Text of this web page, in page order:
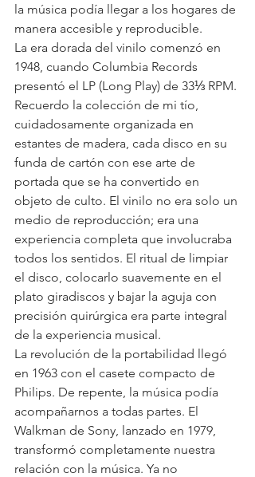
la música podía llegar a los hogares de
manera accesible y reproducible.
La era dorada del vinilo comenzó en
1948, cuando Columbia Records
presentó el LP (Long Play) de 33⅓ RPM.
Recuerdo la colección de mi tío,
cuidadosamente organizada en
estantes de madera, cada disco en su
funda de cartón con ese arte de
portada que se ha convertido en
objeto de culto. El vinilo no era solo un
medio de reproducción; era una
experiencia completa que involucraba
todos los sentidos. El ritual de limpiar
el disco, colocarlo suavemente en el
plato giradiscos y bajar la aguja con
precisión quirúrgica era parte integral
de la experiencia musical.
La revolución de la portabilidad llegó
en 1963 con el casete compacto de
Philips. De repente, la música podía
acompañarnos a todas partes. El
Walkman de Sony, lanzado en 1979,
transformó completamente nuestra
relación con la música. Ya no